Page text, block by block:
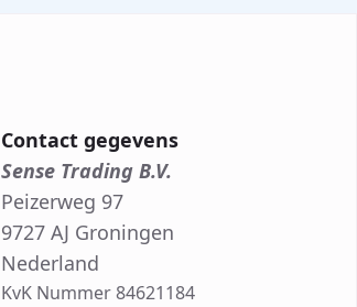
Contact gegevens
Sense Trading B.V.
Peizerweg 97
9727 AJ Groningen
Nederland
KvK Nummer 84621184